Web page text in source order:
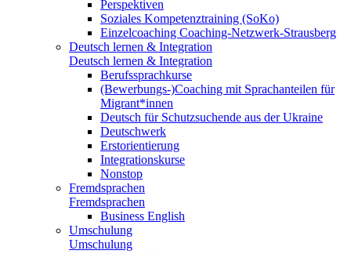
Perspektiven
Soziales Kompetenztraining (SoKo)
Einzelcoaching Coaching-Netzwerk-Strausberg
Deutsch lernen & Integration
Deutsch lernen & Integration
Berufssprachkurse
(Bewerbungs-)Coaching mit Sprachanteilen für
Migrant*innen
Deutsch für Schutzsuchende aus der Ukraine
Deutschwerk
Erstorientierung
Integrationskurse
Nonstop
Fremdsprachen
Fremdsprachen
Business English
Umschulung
Umschulung